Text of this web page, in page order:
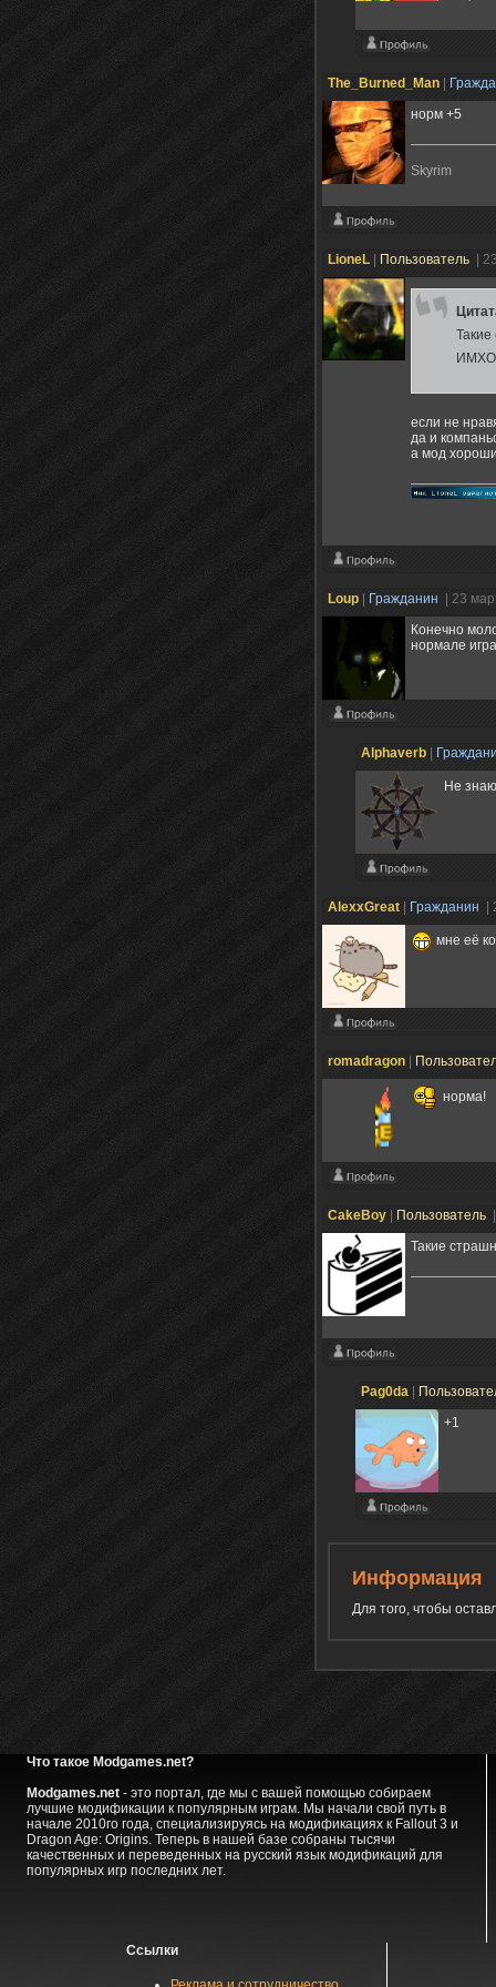
The_Burned_Man
норм +5
Skyrim
LioneL Пользователь |
ИМХО
если не
да и
а мод
Loup Гражданин
| 23
Конечно
нормале
Alphaverb
Не
AlexxGreat Гражданин
мне её
romadragon
норма!
CakeBoy Пользователь
Такие
Pag0da
+1
Информация
Для того, чтобы
Что такое Modgames.net?
Modgames.net- это портал, где мы с вашей помощью собираем
лучшие модификации к популярным играм. Мы начали свой путь в
начале 2010го года, специализируясь на модификациях к Fallout 3 и
Dragon Age: Origins. Теперь в нашей базе собраны тысячи
качественных и переведенных на русский язык модификаций для
популярных игр последних лет.
Ссылки